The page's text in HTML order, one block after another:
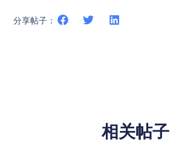
分享帖子：
相关帖子